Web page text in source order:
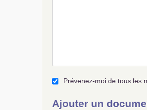
Prévenez-moi de tous les
Ajouter un